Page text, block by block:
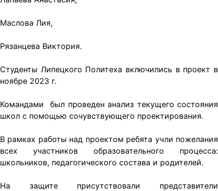
Маслова Лия,
Рязанцева Виктория.
Студенты Липецкого Политеха включились в проект в
ноябре 2023 г.
Командами был проведен анализ текущего состояния
школ с помощью сочувствующего проектирования.
В рамках работы над проектом ребята учли пожелания
всех участников образовательного процесса:
школьников, педагогического состава и родителей.
На защите присутствовали представители